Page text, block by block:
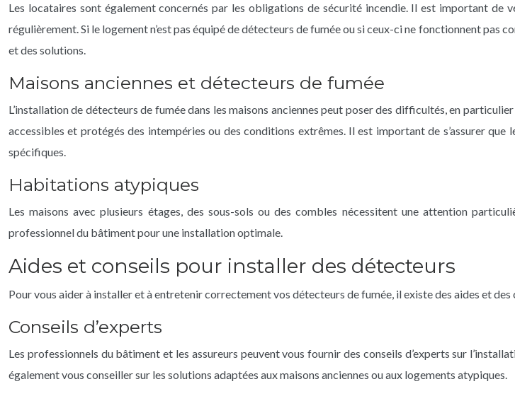
Les locataires sont également concernés par les obligations de sécurité incendie. Il est important
régulièrement. Si le logement n’est pas équipé de détecteurs de fumée ou si ceux-ci ne fonctionnent
et des solutions.
Maisons anciennes et détecteurs de fumée
L’installation de détecteurs de fumée dans les maisons anciennes peut poser des difficultés, en
accessibles et protégés des intempéries ou des conditions extrêmes. Il est important de s’assurer
spécifiques.
Habitations atypiques
Les maisons avec plusieurs étages, des sous-sols ou des combles nécessitent une attention
professionnel du bâtiment pour une installation optimale.
Aides et conseils pour installer des détecteurs
Pour vous aider à installer et à entretenir correctement vos détecteurs de fumée, il existe des aides et des
Conseils d’experts
Les professionnels du bâtiment et les assureurs peuvent vous fournir des conseils d’experts sur
également vous conseiller sur les solutions adaptées aux maisons anciennes ou aux logements atypiques.